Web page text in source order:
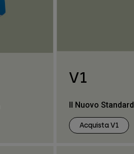
V1
Il Nuovo Standard
Acquista V1